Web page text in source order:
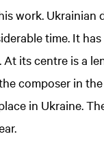
work.
time. It
its centre is a
composer in
in Ukraine.